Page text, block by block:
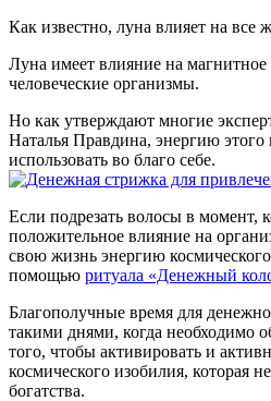
Как известно, луна влияет на все
Луна имеет влияние на
человеческие организмы.
Но как утверждают многие
Наталья Правдина, энергию этого
использовать во благо себе.
Если подрезать волосы в момент,
положительное влияние на
свою жизнь энергию
помощью ритуала «Денежный
Благополучные время для
такими днями, когда необходимо
того, чтобы активировать и
космического изобилия, которая
богатства.